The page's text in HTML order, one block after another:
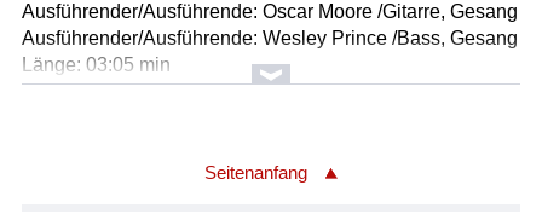
Ausführender/Ausführende: Oscar Moore /Gitarre, Gesang
Ausführender/Ausführende: Wesley Prince /Bass, Gesang
Länge: 03:05 min
Label: GRP 16622
Album: LET THEM TALKSeitenanfang